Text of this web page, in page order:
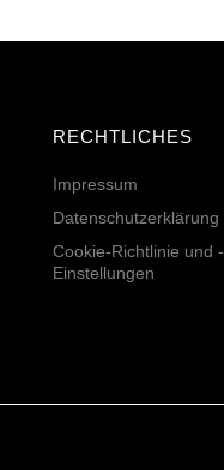
RECHTLICHES
Impressum
Datenschutzerklärung
Cookie-Richtlinie und -
Einstellungen